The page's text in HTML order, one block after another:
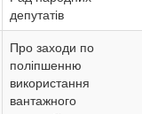
депутатів
Про заходи по
поліпшенню
використання
вантажного